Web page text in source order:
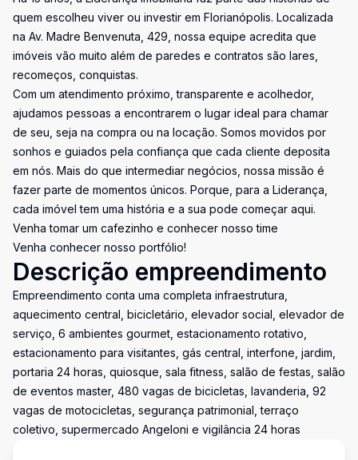
quem escolheu viver ou investir em Florianópolis. Localizada
na Av. Madre Benvenuta, 429, nossa equipe acredita que
imóveis vão muito além de paredes e contratos são lares,
recomeços, conquistas.
Com um atendimento próximo, transparente e acolhedor,
ajudamos pessoas a encontrarem o lugar ideal para chamar
de seu, seja na compra ou na locação. Somos movidos por
sonhos e guiados pela confiança que cada cliente deposita
em nós. Mais do que intermediar negócios, nossa missão é
fazer parte de momentos únicos. Porque, para a Liderança,
cada imóvel tem uma história e a sua pode começar aqui.
Venha tomar um cafezinho e conhecer nosso time
Venha conhecer nosso portfólio!
Descrição empreendimento
Empreendimento conta uma completa infraestrutura,
aquecimento central, bicicletário, elevador social, elevador de
serviço, 6 ambientes gourmet, estacionamento rotativo,
estacionamento para visitantes, gás central, interfone, jardim,
portaria 24 horas, quiosque, sala fitness, salão de festas, salão
de eventos master, 480 vagas de bicicletas, lavanderia, 92
vagas de motocicletas, segurança patrimonial, terraço
coletivo, supermercado Angeloni e vigilância 24 horas